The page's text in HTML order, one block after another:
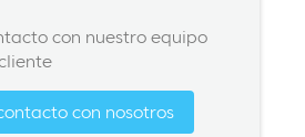
con nuestro equipo
con nosotros